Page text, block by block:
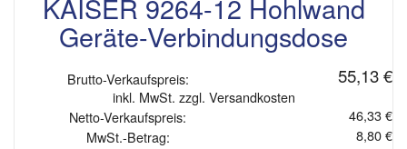
KAISER 9264-12 Hohlwand
Geräte-Verbindungsdose
Brutto-Verkaufspreis: 55,13 €
inkl. MwSt. zzgl. Versandkosten
Netto-Verkaufspreis:
46,33 €
MwSt.-Betrag:
8,80 €